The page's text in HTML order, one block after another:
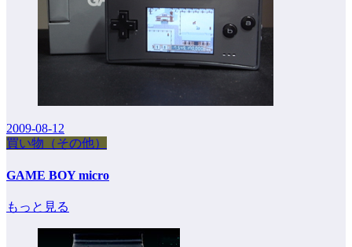
2009-08-12
買い物（その他）
GAME BOY micro
もっと見る